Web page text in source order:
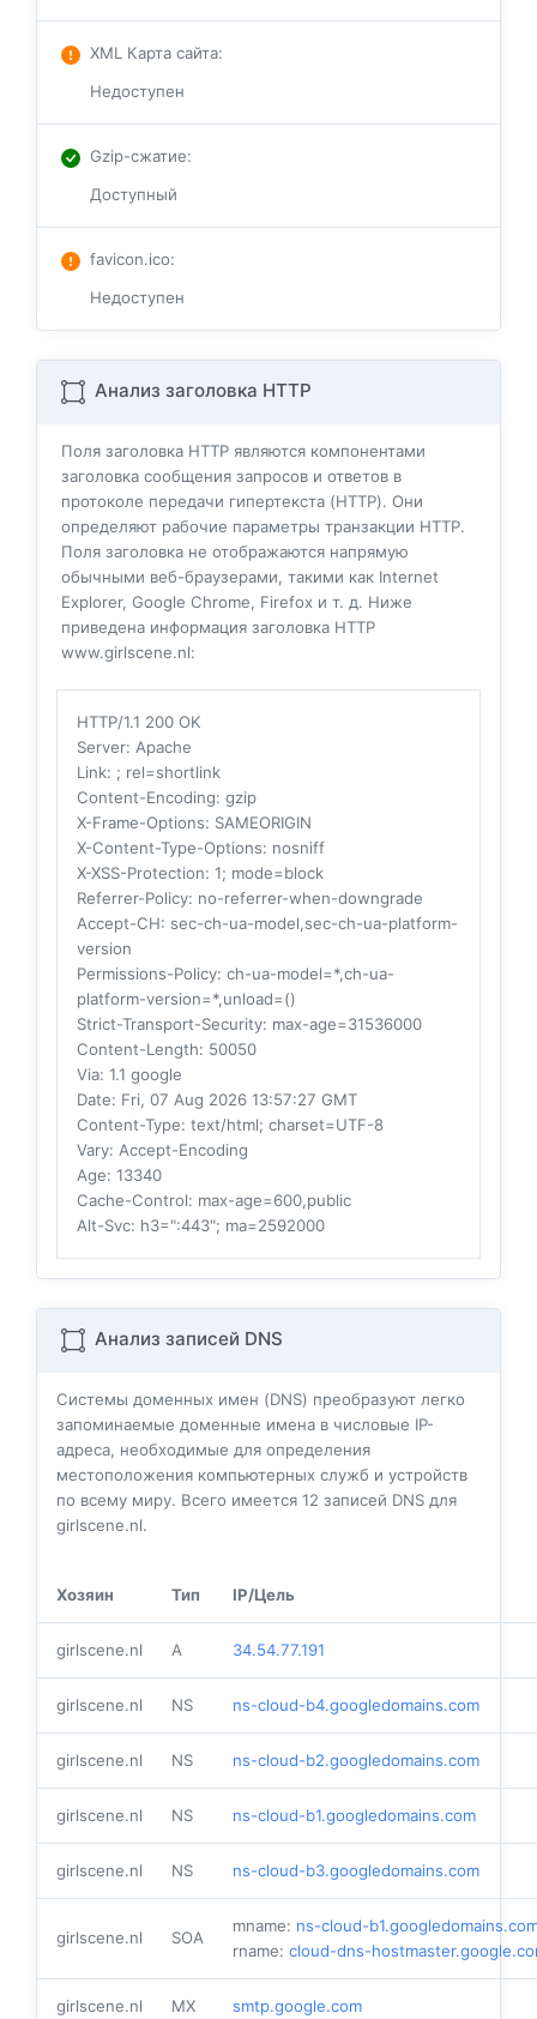
XML Карта сайта:
Недоступен
Gzip-сжатие:
Доступный
favicon.ico:
Недоступен
Анализ заголовка HTTP
Поля заголовка HTTP являются компонентами
заголовка сообщения запросов и ответов в
протоколе передачи гипертекста (HTTP). Они
определяют рабочие параметры транзакции HTTP.
Поля заголовка не отображаются напрямую
обычными веб-браузерами, такими как Internet
Explorer, Google Chrome, Firefox и т. д. Ниже
приведена информация заголовка HTTP
www.girlscene.nl:
HTTP/1.1 200 OK
Server: Apache
Link: ; rel=shortlink
Content-Encoding: gzip
X-Frame-Options: SAMEORIGIN
X-Content-Type-Options: nosniff
X-XSS-Protection: 1; mode=block
Referrer-Policy: no-referrer-when-downgrade
Accept-CH: sec-ch-ua-model,sec-ch-ua-platform-
version
Permissions-Policy: ch-ua-model=*,ch-ua-
platform-version=*,unload=()
Strict-Transport-Security: max-age=31536000
Content-Length: 50050
Via: 1.1 google
Date: Fri, 07 Aug 2026 13:57:27 GMT
Content-Type: text/html; charset=UTF-8
Vary: Accept-Encoding
Age: 13340
Cache-Control: max-age=600,public
Alt-Svc: h3=":443"; ma=2592000
Анализ записей DNS
Системы доменных имен (DNS) преобразуют легко
запоминаемые доменные имена в числовые IP-
адреса, необходимые для определения
местоположения компьютерных служб и устройств
по всему миру. Всего имеется 12 записей DNS для
girlscene.nl.
Хозяин Тип IP/Цель
girlscene.nl A 34.54.77.191
girlscene.nl NS ns-cloud-b4.googledomains.com
girlscene.nl NS ns-cloud-b2.googledomains.com
girlscene.nl NS ns-cloud-b1.googledomains.com
girlscene.nl NS ns-cloud-b3.googledomains.com
girlscene.nl SOA
mname: ns-cloud-
rname: cloud-dns-
girlscene.nl MX smtp.google.com